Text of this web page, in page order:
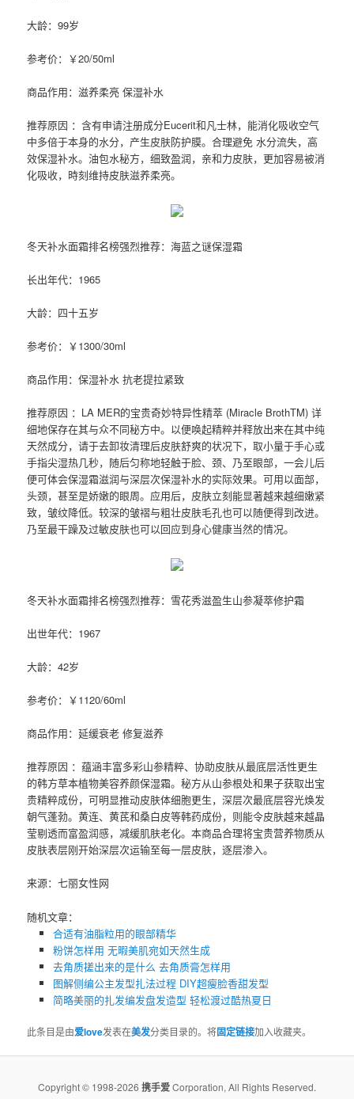
大龄：99岁
参考价：￥20/50ml
商品作用：滋养柔亮 保湿补水
推荐原因 ：含有申请注册成分Eucerit和凡士林，能消化吸收空气
中多倍于本身的水分，产生皮肤防护膜。合理避免 水分流失，高
效保湿补水。油包水秘方，细致盈润，亲和力皮肤，更加容易被消
化吸收，時刻维持皮肤滋养柔亮。
冬天补水面霜排名榜强烈推荐：海蓝之谜保湿霜
长出年代：1965
大龄：四十五岁
参考价：￥1300/30ml
商品作用：保湿补水 抗老提拉紧致
推荐原因 ：LA MER的宝贵奇妙特异性精萃 (Miracle BrothTM) 详
细地保存在其与众不同秘方中。以便唤起精粹并释放出来在其中纯
天然成分，请于去卸妆清理后皮肤舒爽的状况下，取小量于手心或
手指尖湿热几秒，随后匀称地轻触于脸、颈、乃至眼部，一会儿后
便可体会保湿霜滋润与深层次保湿补水的实际效果。可用以面部，
头颈，甚至是娇嫩的眼周。应用后，皮肤立刻能显著越来越细嫩紧
致，皱纹降低。较深的皱褶与粗壮皮肤毛孔也可以随便得到改进。
乃至最干躁及过敏皮肤也可以回应到身心健康当然的情况。
冬天补水面霜排名榜强烈推荐：雪花秀滋盈生山参凝萃修护霜
出世年代：1967
大龄：42岁
参考价：￥1120/60ml
商品作用：延缓衰老 修复滋养
推荐原因 ：蕴涵丰富多彩山参精粹、协助皮肤从最底层活性更生
的韩方草本植物美容养颜保湿霜。秘方从山参根处和果子获取出宝
贵精粹成份，可明显推动皮肤体细胞更生，深层次最底层容光焕发
朝气蓬勃。黄连、黄茋和桑白皮等韩药成份，则能令皮肤越来越晶
莹剔透而富盈润感，减缓肌肤老化。本商品合理将宝贵营养物质从
皮肤表层刚开始深层次运输至每一层皮肤，逐层渗入。
来源：七丽女性网
随机文章：
合适有油脂粒用的眼部精华
粉饼怎样用 无暇美肌宛如天然生成
去角质搓出来的是什么 去角质膏怎样用
图解侧编公主发型扎法过程 DIY超瘦脸香甜发型
简略美丽的扎发编发盘发造型 轻松渡过酷热夏日
此条目是由爱love发表在美发分类目录的。将固定链接加入收藏夹。
Copyright © 1998-2026 携手爱Corporation, All Rights Reserved.